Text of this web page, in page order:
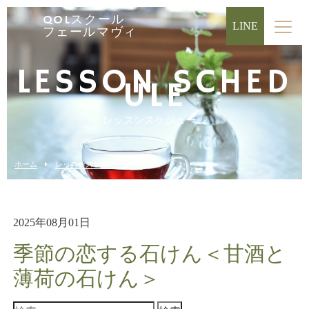
QOLスクール
フェールマヴィ
LINE
LESSON SCHED
ULE
レッスンスケジュール
ホーム レッスンスケジュール
2025年08月01日
季節の恋する石けん＜甘酒と
薄荷の石けん＞